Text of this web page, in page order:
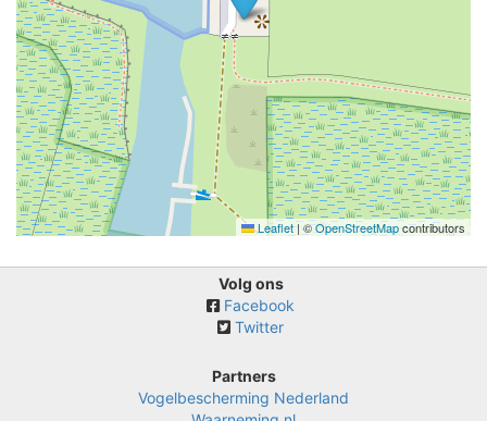
Leaflet|©OpenStreetMapcontributors
Volg ons
Facebook
Twitter
Partners
Vogelbescherming Nederland